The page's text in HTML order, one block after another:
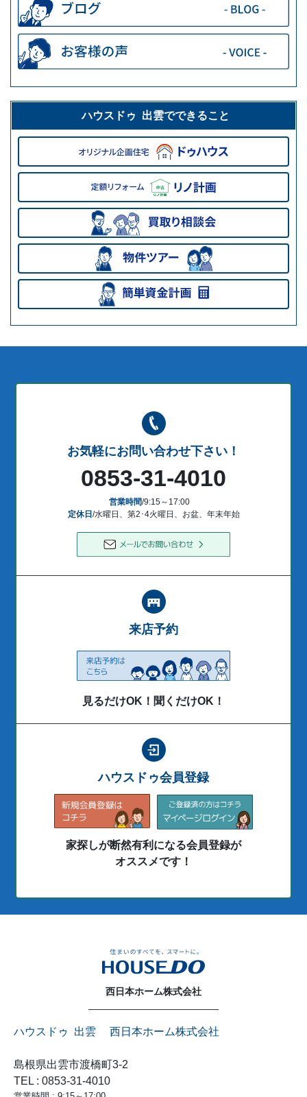
ハウスドゥ 出雲でできること
お気軽にお問い合わせ下さい！
0853-31-4010
営業時間/9:15～17:00
定休日/水曜日、第2･4火曜日、お盆、年末年始
来店予約
見るだけOK！聞くだけOK！
ハウスドゥ会員登録
家探しが断然有利になる会員登録が
オススメです！
西日本ホーム株式会社
ハウスドゥ 出雲 西日本ホーム株式会社
島根県出雲市渡橋町3-2
TEL : 0853-31-4010